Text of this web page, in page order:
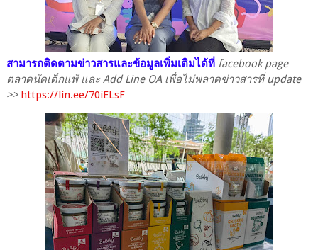
สามารถติดตามข่าวสารและข้อมูลเพิ่มเติมได้ที่ facebook page
ตลาดนัดเด็กแพ้ และ Add Line OA เพื่อไม่พลาดข่าวสารที่ update
>> https://lin.ee/70iELsF